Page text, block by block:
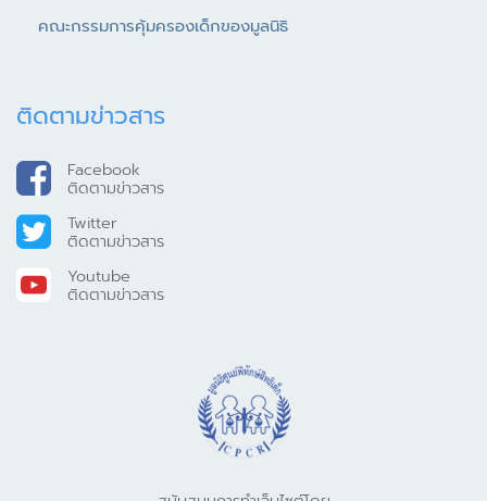
คณะกรรมการคุ้มครองเด็กของมูลนิธิ
ติดตามข่าวสาร
Facebook
ติดตามข่าวสาร
Twitter
ติดตามข่าวสาร
Youtube
ติดตามข่าวสาร